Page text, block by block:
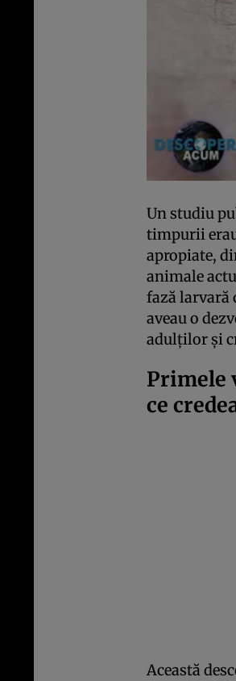
Un studiu
timpurii
apropiate,
animale
fază larvară
aveau o
adulților și
Primele
ce
Această